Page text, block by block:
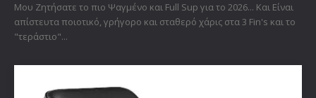
Μου Ζητήσατε το πιο Ψαγμένο και Full Sup για το 2026... Και Είναι
απίστευτα ποιοτικό, γρήγορο και σταθερό χάρις στα 3 Fin's και το
"τεράστιο"...